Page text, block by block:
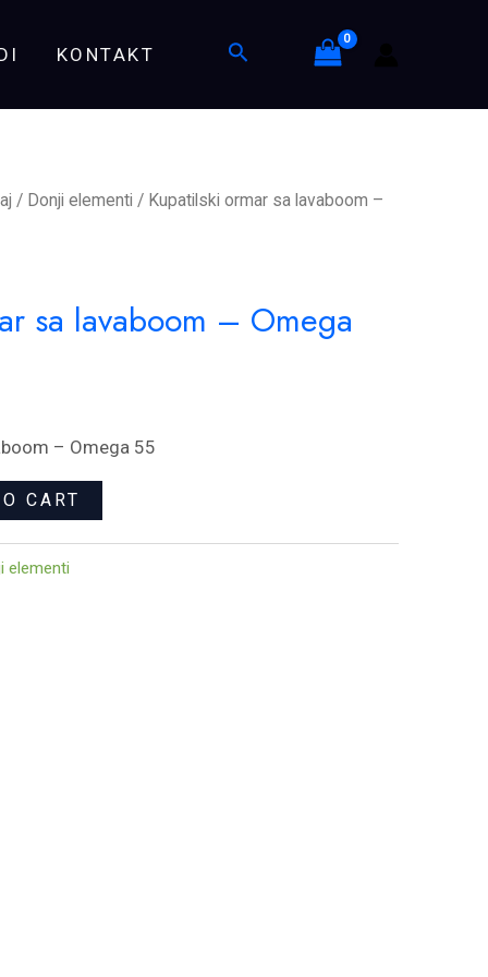
KONTAKT Search
/ Donji elementi / Kupatilski ormar sa lavaboom –
sa lavaboom – Omega
– Omega 55
CART
elementi
-